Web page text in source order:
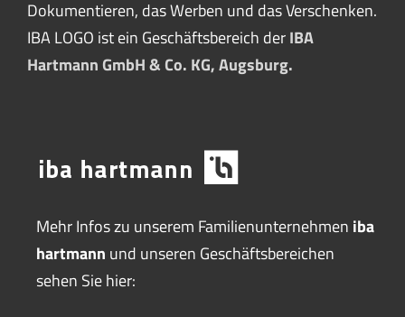
Dokumentieren, das Werben und das Verschenken.
IBA LOGO ist ein Geschäftsbereich derIBA
Hartmann GmbH & Co. KG, Augsburg.
Mehr Infos zu unserem Familienunternehmen iba
hartmann und unseren Geschäftsbereichen
sehen Sie hier: